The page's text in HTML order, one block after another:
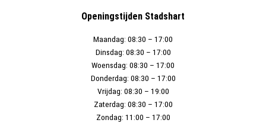
op
Openingstijden Stadshart
Maandag: 08:30 – 17:00
Dinsdag: 08:30 – 17:00
Woensdag: 08:30 – 17:00
Donderdag: 08:30 – 17:00
Vrijdag: 08:30 – 19:00
Zaterdag: 08:30 – 17:00
Zondag: 11:00 – 17:00